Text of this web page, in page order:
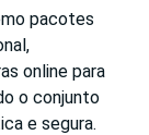
pacotes
online para
o conjunto
e segura.